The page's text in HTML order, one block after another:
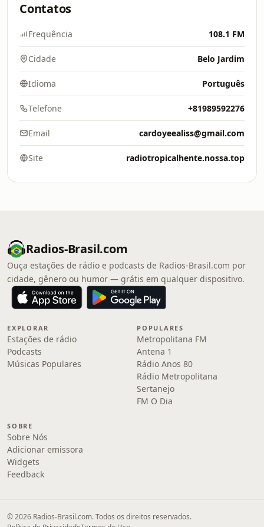
Contatos
Frequência 108.1 FM
Cidade Belo Jardim
Idioma Português
Telefone +81989592276
Email cardoyeealiss@gmail.com
Site radiotropicalhente.nossa.top
Radios-Brasil.com
Ouça estações de rádio e podcasts de Radios-Brasil.com por
cidade, gênero ou humor — grátis em qualquer dispositivo.
EXPLORAR
Estações de rádio
Podcasts
Músicas Populares
POPULARES
Metropolitana FM
Antena 1
Rádio Anos 80
Rádio Metropolitana
Sertanejo
FM O Dia
SOBRE
Sobre Nós
Adicionar emissora
Widgets
Feedback
© 2026 Radios-Brasil.com. Todos os direitos reservados.